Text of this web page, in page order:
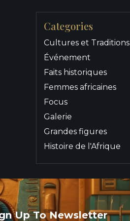
Categories
Cultures et Traditions
Événement
Faits historiques
Femmes africaines
Focus
Galerie
Grandes figures
Histoire de l'Afrique
Up To Newsletter